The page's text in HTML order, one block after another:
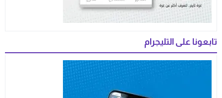
تابعونا على التليجرام